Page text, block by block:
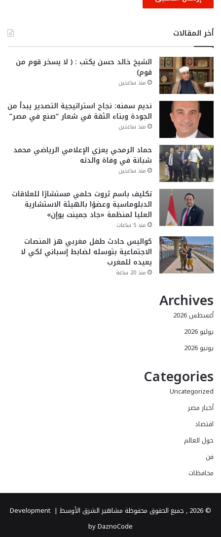
أخر المقالات
الشيخ خالد حسن يكتب : ( لا يسخر قوم من
قوم)
منذ ساعتين
نديم سمنه: نجاح استراتيجية التصدير يبدأ من
الجودة وبناء الثقة في شعار “صنع في مصر”
منذ ساعتين
حماد الرمحي يعزي الإعلامي الرياضي محمد
شبانة في وفاة والدته
منذ ساعتين
تكليف باسم ثروت حلمي مستشارًا للعلاقات
الدبلوماسية وعضوًا بالهيئة الاستشارية
العليا لمنظمة «جاد جمينت يوإن»
منذ 5 ساعات
كواليس حادث طفل مغربي هز المنصات
الاجتماعية بتوسله لضابط إسباني لكي لا
يعيده للمغرب
منذ 20 ساعة
Archives
أغسطس 2026
يوليو 2026
يونيو 2026
Categories
Uncategorized
أخبار مصر
اقتصاد
حول العالم
فن
محافظات
© 2026 , جميع الحقوق محفوظة مشاهير الشرق الأوسط |
Development
by DaznoCode